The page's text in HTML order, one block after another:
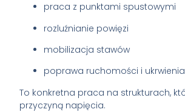
praca z punktami spustowymi
rozluźnianie powięzi
mobilizacja stawów
poprawa ruchomości i
To konkretna praca na strukturach,
przyczyną napięcia.